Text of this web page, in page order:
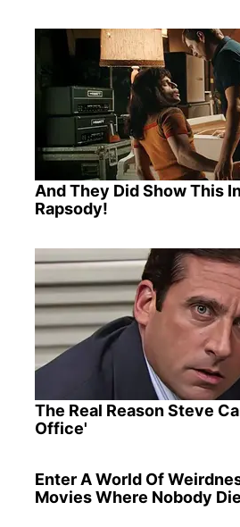
And They Did Show This
Rapsody!
The Real Reason Steve
Office'
Enter A World Of
Movies Where Nobody